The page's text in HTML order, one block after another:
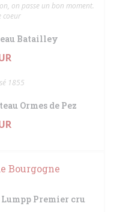
on passe un bon moment.
coeur
Batailley
1855
Ormes de Pez
Bourgogne
Premier cru